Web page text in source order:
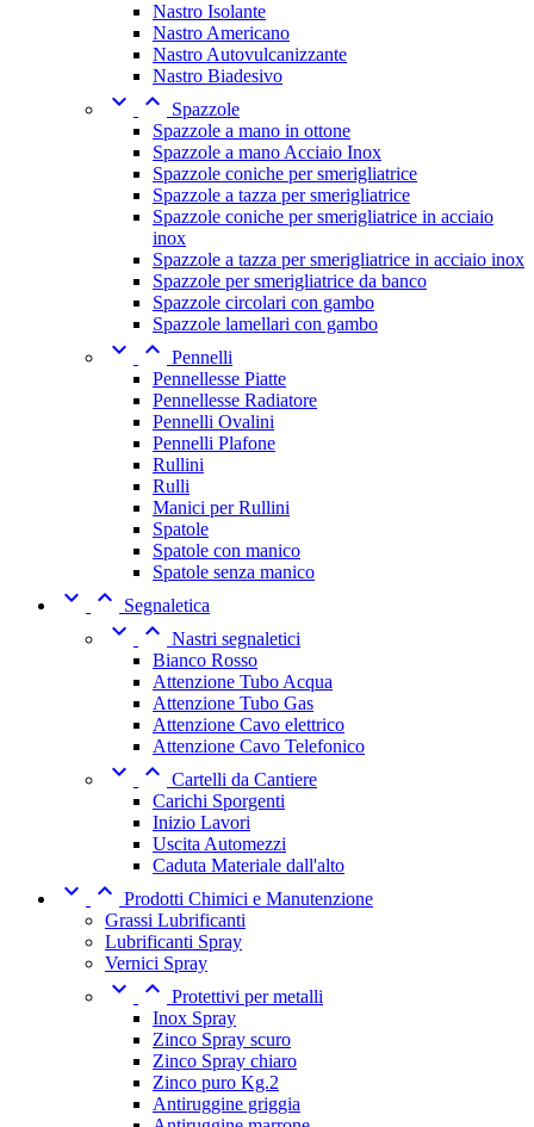
Nastro Isolante
Nastro Americano
Nastro Autovulcanizzante
Nastro Biadesivo
 
Spazzole
Spazzole a mano in ottone
Spazzole a mano Acciaio Inox
Spazzole coniche per smerigliatrice
Spazzole a tazza per smerigliatrice
Spazzole coniche per smerigliatrice in acciaio
inox
Spazzole a tazza per smerigliatrice in acciaio inox
Spazzole per smerigliatrice da banco
Spazzole circolari con gambo
Spazzole lamellari con gambo
  Pennelli
Pennellesse Piatte
Pennellesse Radiatore
Pennelli Ovalini
Pennelli Plafone
Rullini
Rulli
Manici per Rullini
Spatole
Spatole con manico
Spatole senza manico
  Segnaletica
  Nastri segnaletici
Bianco Rosso
Attenzione Tubo Acqua
Attenzione Tubo Gas
Attenzione Cavo elettrico
Attenzione Cavo Telefonico
  Cartelli da Cantiere
Carichi Sporgenti
Inizio Lavori
Uscita Automezzi
Caduta Materiale dall'alto
  Prodotti Chimici e Manutenzione
Grassi Lubrificanti
Lubrificanti Spray
Vernici Spray
  Protettivi per metalli
Inox Spray
Zinco Spray scuro
Zinco Spray chiaro
Zinco puro Kg.2
Antiruggine griggia